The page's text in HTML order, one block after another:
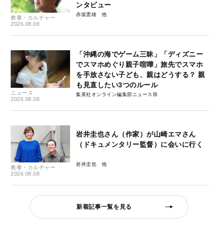
教養・カルチャー
2026.08.08
ンタビュー
赤坂憲雄
ニュース
2026.08.08
「沖縄の海でゲーム三昧」「ディズニー
でスマホめぐり親子喧嘩」旅先でスマホ
を手放さない子ども、親はどうする？ 親
も見直したい3つのルール
集英社オンライン編集部ニュース班
教養・カルチャー
2026.08.08
岩井圭也さん（作家）が山崎エマさん
（ドキュメンタリー監督）に会いに行く
岩井圭也
新着記事一覧を見る